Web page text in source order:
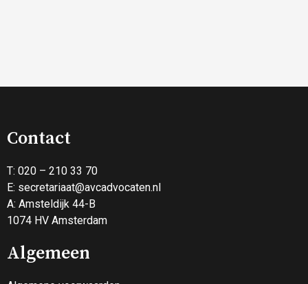
Contact
T: 020 – 210 33 70
E: secretariaat@avcadvocaten.nl
A: Amsteldijk 44-B
1074 HV Amsterdam
Algemeen